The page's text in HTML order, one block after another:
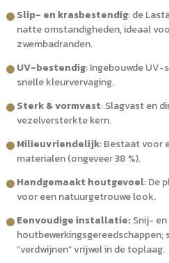
Slip- en krasbestendig: de
natte omstandigheden, ideaal
zwembadranden.
UV-bestendig: Ingebouwde
snelle kleurvervaging.
Sterk & vormvast: Slagvast en
vezelversterkte kern.
Milieuvriendelijk: Bestaat voor
materialen (ongeveer 38 %).
Handgemaakt houtgevoel: De
voor een natuurgetrouwe look.
Eenvoudige installatie:Snij- en
“verdwijnen” vrijwel in de toplaag.